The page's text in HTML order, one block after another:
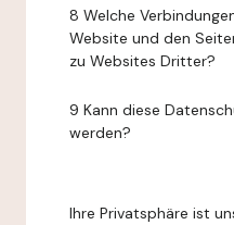
8 Welche
Website und den
zu Websites Dritter?
9 Kann diese
werden?
Ihre Privatsphäre ist